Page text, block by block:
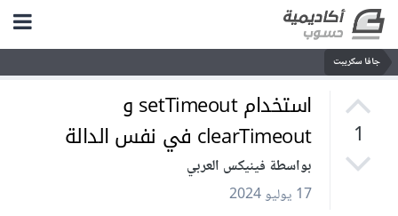
جافا سكريبت
1
استخدام setTimeout و
clearTimeout في نفس الدالة
بواسطة فينيكس العربي
17 يوليو 2024